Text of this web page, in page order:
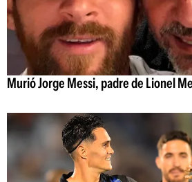
Murió Jorge Messi, padre de Lionel